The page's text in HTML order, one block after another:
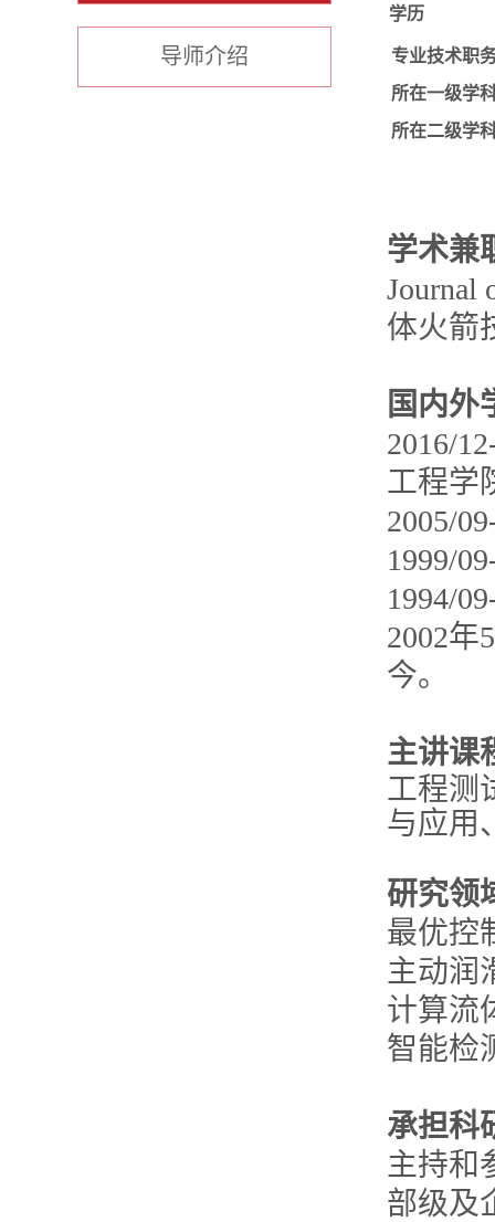
导师介绍
学历
专业技术职
所在一级学
所在二级学
学术兼
Journal
体火箭
国内外
2016/
工程学
2005/
1999/
1994/
2002年
今。
主讲课
工程测
与应用
研究领
最优控
主动润
计算流
智能检
承担科
主持和
部级及